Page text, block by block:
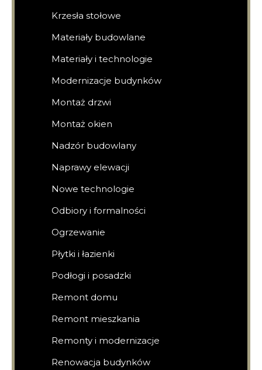
Krzesła stołowe
Materiały budowlane
Materiały i technologie
Modernizacje budynków
Montaż drzwi
Montaż okien
Nadzór budowlany
Naprawy elewacji
Nowe technologie
Odbiory i formalności
Ogrzewanie
Płytki i łazienki
Podłogi i posadzki
Remont domu
Remont mieszkania
Remonty i modernizacje
Renowacja budynków